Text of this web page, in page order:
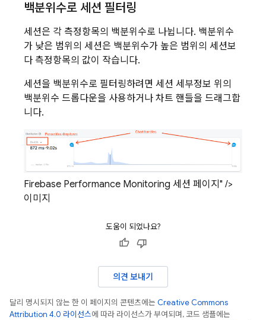
백분위수로 세션 필터링
세션은 각 측정항목의 백분위수로 나뉩니다. 백분위수
가 낮은 범위의 세션은 백분위수가 높은 범위의 세션보
다 측정항목의 값이 작습니다.
세션을 백분위수로 필터링하려면 세션 세부정보 위의
백분위수 드롭다운을 사용하거나 차트 핸들을 드래그합
니다.
Firebase Performance Monitoring 세션 페이지" />
이미지
도움이 되었나요?
의견 보내기
달리 명시되지 않는 한 이 페이지의 콘텐츠에는 Creative Commons
Attribution 4.0 라이선스에 따라 라이선스가 부여되며, 코드 샘플에는